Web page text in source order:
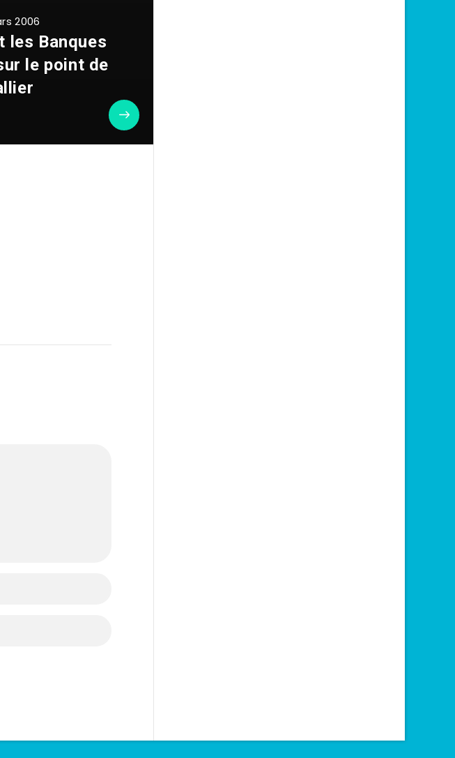
2006
les Banques
le point de